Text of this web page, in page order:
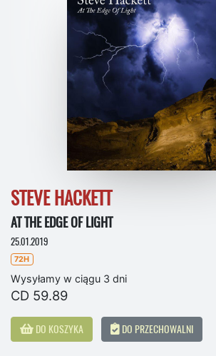
STEVE HACKETT
AT THE EDGE OF LIGHT
25.01.2019
72H
Wysyłamy w ciągu 3 dni
CD 59.89
DO KOSZYKA DO PRZECHOWALNI